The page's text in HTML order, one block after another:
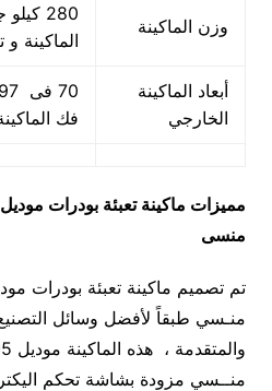
وزن الماكينة
280
الماكينة
أبعاد الماكينة
الخارجي
فك
مميزات ماكينة تعبئة بودرات
منسى
منـسي طبقاً لأفضل وسائل التصنيع
منــسي مزودة بشاشة تحكم